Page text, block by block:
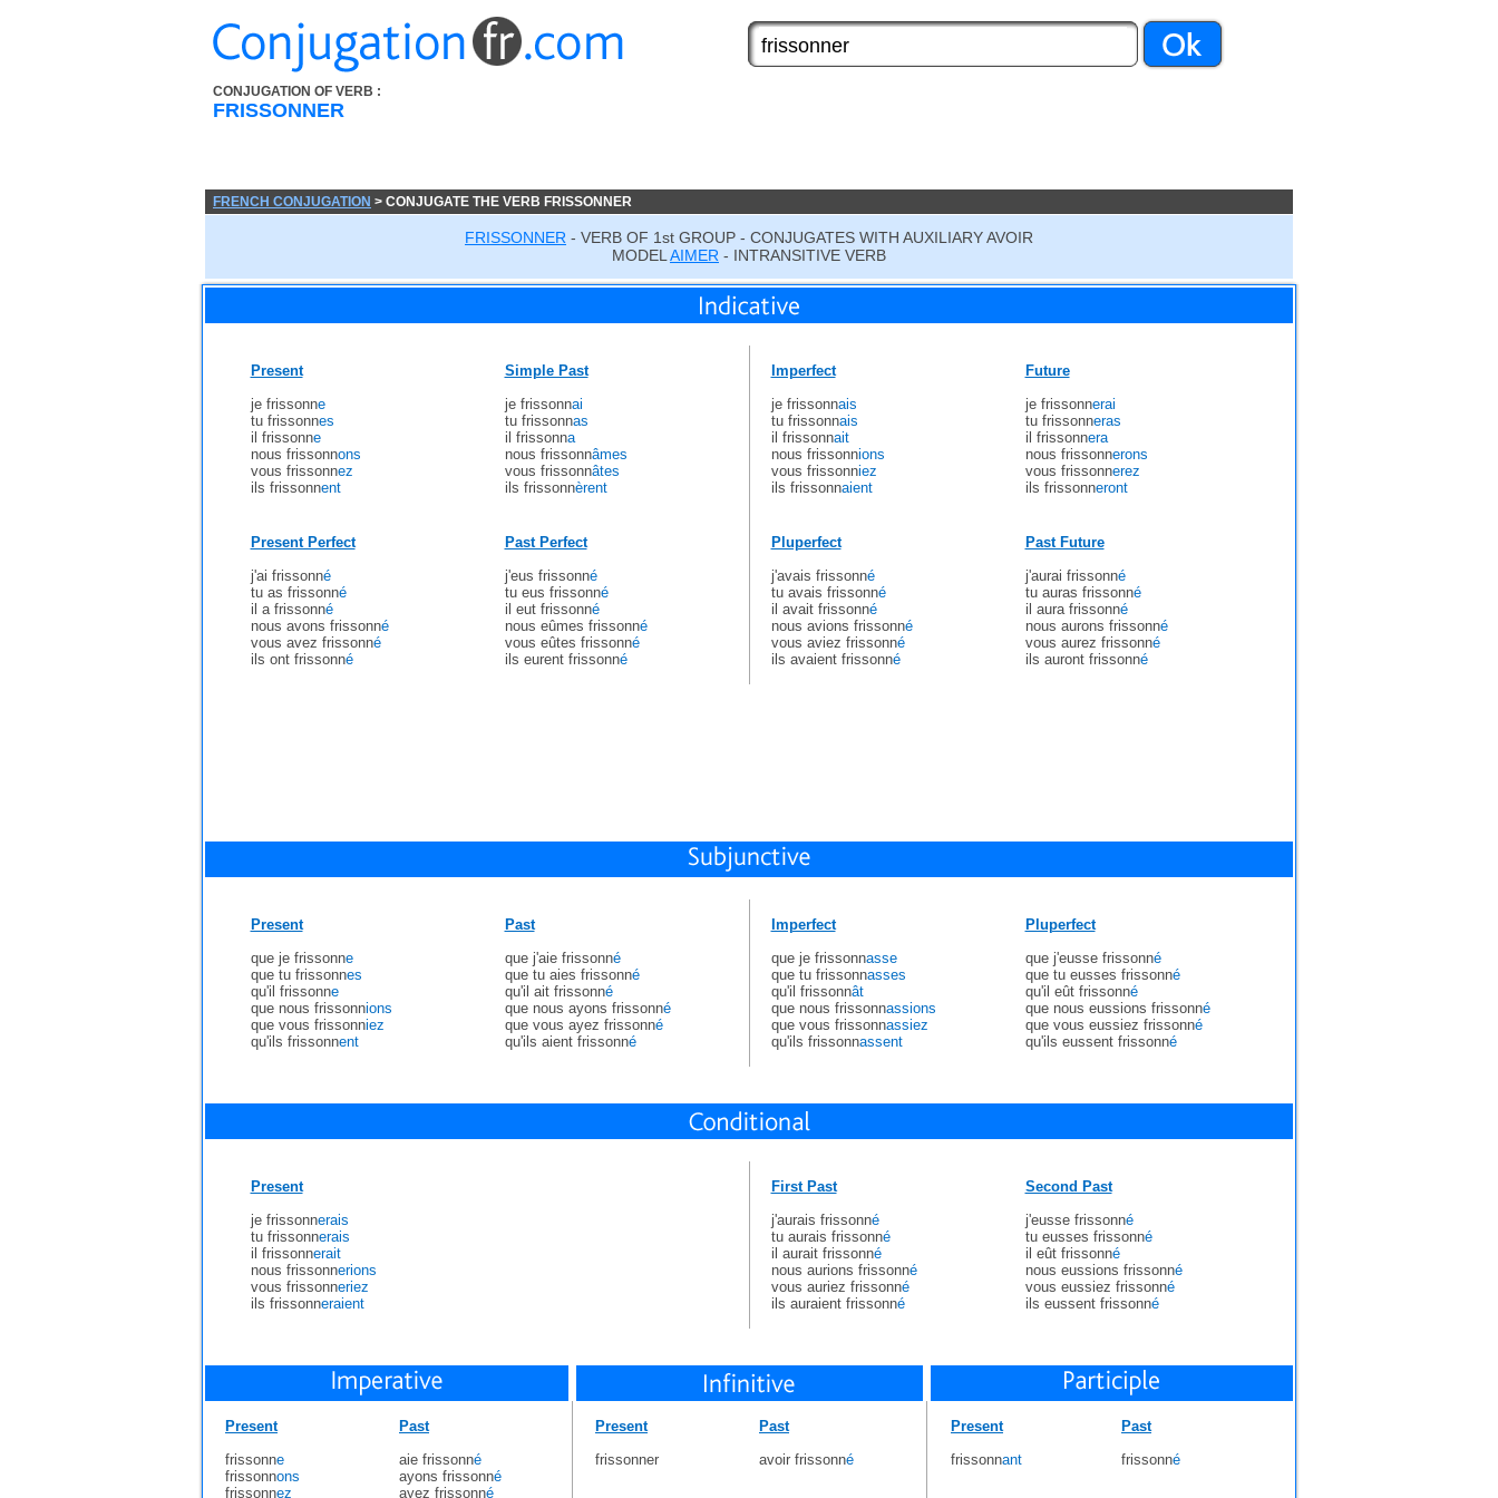
CONJUGATION OF VERB :
FRISSONNER
FRENCH CONJUGATION > CONJUGATE THE VERB FRISSONNER
FRISSONNER - VERB OF 1st GROUP - CONJUGATES WITH AUXILIARY AVOIR
MODEL AIMER - INTRANSITIVE VERB
Present
je frissonne
tu frissonnes
il frissonne
nous frissonnons
vous frissonnez
ils frissonnent
Simple Past
je frissonnai
tu frissonnas
il frissonna
nous frissonnâmes
vous frissonnâtes
ils frissonnèrent
Present Perfect
j'ai frissonné
tu as frissonné
il a frissonné
nous avons frissonné
vous avez frissonné
ils ont frissonné
Past Perfect
j'eus frissonné
tu eus frissonné
il eut frissonné
nous eûmes frissonné
vous eûtes frissonné
ils eurent frissonné
Imperfect
je frissonnais
tu frissonnais
il frissonnait
nous frissonnions
vous frissonniez
ils frissonnaient
Future
je frissonnerai
tu frissonneras
il frissonnera
nous frissonnerons
vous frissonnerez
ils frissonneront
Pluperfect
j'avais frissonné
tu avais frissonné
il avait frissonné
nous avions frissonné
vous aviez frissonné
ils avaient frissonné
Past Future
j'aurai frissonné
tu auras frissonné
il aura frissonné
nous aurons frissonné
vous aurez frissonné
ils auront frissonné
Present
que je frissonne
que tu frissonnes
qu'il frissonne
que nous frissonnions
que vous frissonniez
qu'ils frissonnent
Past
que j'aie frissonné
que tu aies frissonné
qu'il ait frissonné
que nous ayons frissonné
que vous ayez frissonné
qu'ils aient frissonné
Imperfect
que je frissonnasse
que tu frissonnasses
qu'il frissonnât
que nous frissonnassions
que vous frissonnassiez
qu'ils frissonnassent
Pluperfect
que j'eusse frissonné
que tu eusses frissonné
qu'il eût frissonné
que nous eussions frissonné
que vous eussiez frissonné
qu'ils eussent frissonné
Present
je frissonnerais
tu frissonnerais
il frissonnerait
nous frissonnerions
vous frissonneriez
ils frissonneraient
First Past
j'aurais frissonné
tu aurais frissonné
il aurait frissonné
nous aurions frissonné
vous auriez frissonné
ils auraient frissonné
Second Past
j'eusse frissonné
tu eusses frissonné
il eût frissonné
nous eussions frissonné
vous eussiez frissonné
ils eussent frissonné
Present
frissonne
frissonnons
frissonnez
Past
aie frissonné
ayons frissonné
ayez frissonné
Present
frissonner
Past
avoir frissonné
Present
frissonnant
Past
frissonné